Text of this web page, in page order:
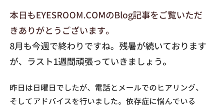
本日もEYESROOM.COMのBlog記事をご覧いただ
きありがとうございます。
8月も今週で終わりですね。残暑が続いております
が、ラスト1週間頑張っていきましょう。
昨日は日曜日でしたが、電話とメールでのヒアリング、
そしてアドバイスを行いました。依存症に悩んでいる